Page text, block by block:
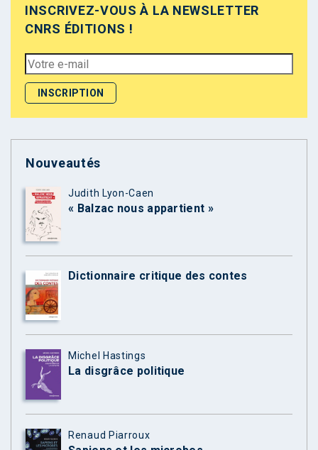
INSCRIVEZ-VOUS À LA NEWSLETTER
CNRS ÉDITIONS !
Nouveautés
Judith Lyon-Caen
« Balzac nous appartient »
Dictionnaire critique des contes
Michel Hastings
La disgrâce politique
Renaud Piarroux